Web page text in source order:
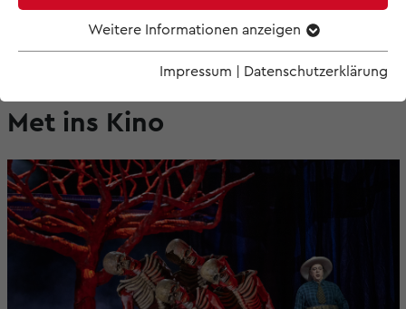
Weitere Informationen anzeigen
Impressum Datenschutzerklärung
Mai Gabriela Lena Franks erste
Oper EL ÚLTIMO SUEÑO DE
FRIDA Y DIEGO live aus der
Met ins Kino